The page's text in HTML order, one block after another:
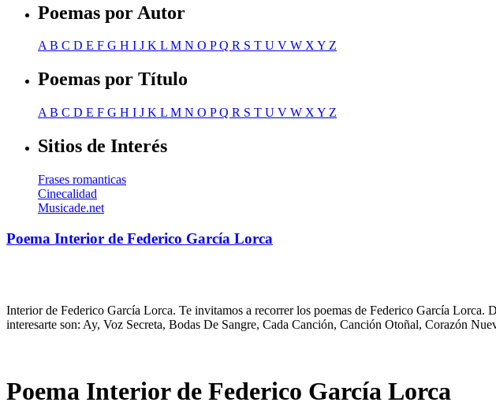
Poemas por Autor
AB C D E F G H I J K L M N O PQ R S T U V W XY Z
Poemas por Título
A B C D E F G H I J K L M N O PQ R S T U V W X Y Z
Sitios de Interés
Frases romanticas
Cinecalidad
Musicade.net
Poema Interior de Federico García Lorca
Interior de Federico García Lorca. Te invitamos a recorrer los poemas de Federico García Lorca.
interesarte son: Ay, Voz Secreta, Bodas De Sangre, Cada Canción, Canción Otoñal, Corazón
Poema Interior de Federico García Lorca